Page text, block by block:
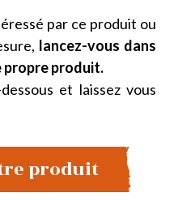
par ce produit ou
lancez-vous dans
produit.
et laissez vous
produit